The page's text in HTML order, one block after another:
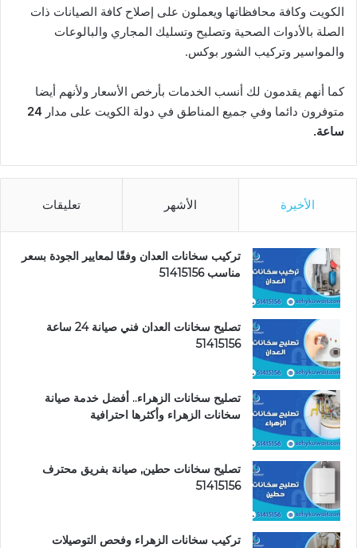
الكويت وكافة محافظاتها ويعملون على إصلاح كافة الصيانات ذات
الصلة بالأدوات الصحية وتصليح وتسليك المجاري والبالوعات
والمواسير وتركيب الشور بوكس.
كما أنهم يقدمون لك أنسب الخدمات بأرخص الأسعار ولأنهم أيضا
متوفرون دائما وفي جميع المناطق في دولة الكويت على مدار 24
ساعة.
الأخيرة الأشهر تعليقات
تركيب سخانات العدان وفقًا لمعايير الجودة بسعر
مناسب 51415156
تصليح سخانات العدان فني صيانة 24 ساعة
51415156
تصليح سخانات الزهراء.. أفضل خدمة صيانة
سخانات الزهراء وأكثرها احترافية
تصليح سخانات حطين, صيانة بفريق محترف
51415156
تركيب سخانات الزهراء وفحص التوصيلات